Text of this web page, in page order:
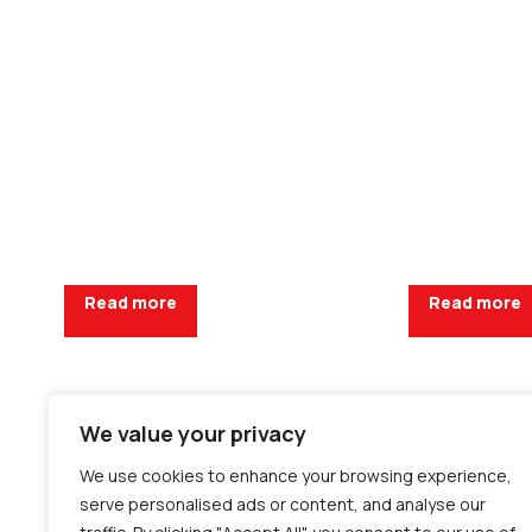
We value your privacy
We use cookies to enhance your browsing experience,
serve personalised ads or content, and analyse our
Read more
Request a Quote
Read more